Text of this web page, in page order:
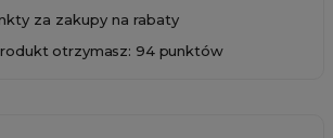
za zakupy na rabaty
otrzymasz: 94 punktów